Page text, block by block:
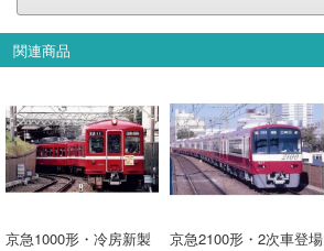
関連商品
京急1000形・冷房新製
京急2100形・2次車登場